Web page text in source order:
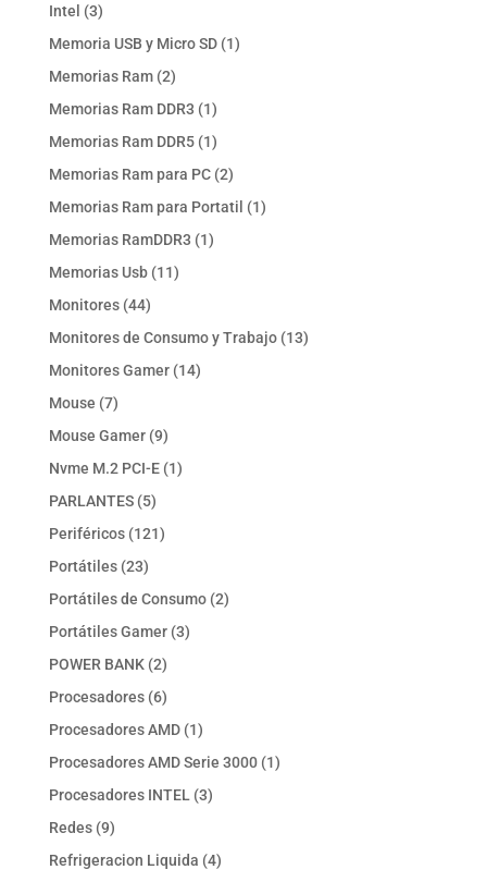
Intel 33
productos
Memoria USB y Micro SD 11
Memorias Ram 22
productos
Memorias Ram DDR3 11
producto
Memorias Ram DDR5 11
producto
Memorias Ram para PC 22
productos
Memorias Ram para Portatil 11
Memorias RamDDR3 11
Memorias Usb 1111
Monitores 4444
productos
Monitores de Consumo y Trabajo 1313
Monitores Gamer 1414
Mouse 77
productos
Mouse Gamer 99
productos
Nvme M.2 PCI-E 11
PARLANTES 55
productos
Periféricos 121121
Portátiles 2323
productos
Portátiles de Consumo 22
Portátiles Gamer 33
POWER BANK 22
productos
Procesadores 66
productos
Procesadores AMD 11
producto
Procesadores AMD Serie 3000 11
Procesadores INTEL 33
Redes 99
productos
Refrigeracion Liquida 44